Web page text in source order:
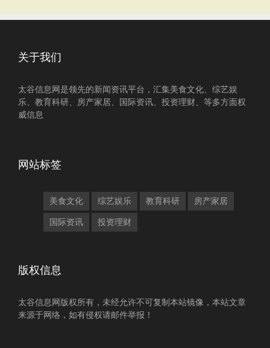
关于我们
太谷信息网是领先的新闻资讯平台，汇集美食文化、综艺娱
乐、教育科研、房产家居、国际资讯、投资理财、等多方面权
威信息
网站标签
美食文化 综艺娱乐 教育科研 房产家居
国际资讯 投资理财
版权信息
太谷信息网版权所有，未经允许不可复制本站镜像，本站文章
来源于网络，如有侵权请邮件举报！